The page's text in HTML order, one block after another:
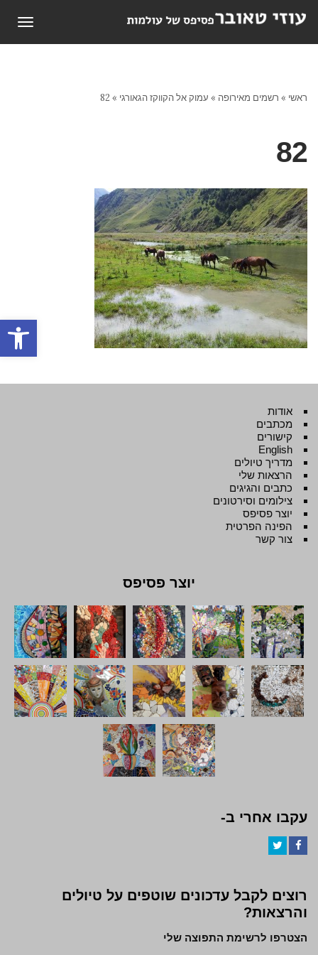
פתח
ראשי » רשמים מאירופה » עמוק אל הקווקז הגאורגי »
82
82
אודות
מכתבים
קישורים
English
מדריך טיולים
הרצאות שלי
כתבים והגיגים
צילומים וסירטונים
יוצר פסיפס
הפינה הפרטית
צור קשר
יוצר פסיפס
עקבו אחרי ב-
רוצים לקבל עדכונים שוטפים על טיולים
והרצאות?
הצטרפו לרשימת התפוצה שלי